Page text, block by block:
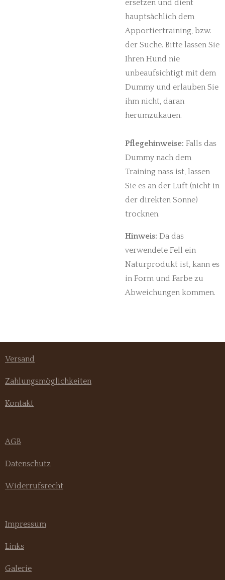
ersetzen und dient
hauptsächlich dem
Apportiertraining, bzw.
der Suche. Bitte lassen Sie
Ihren Hund nie
unbeaufsichtigt mit dem
Dummy und erlauben Sie
ihm nicht, daran
herumzukauen.
Pflegehinweise: Falls das
Dummy nach dem
Training nass ist, lassen
Sie es an der Luft (nicht in
der direkten Sonne)
trocknen.
Hinweis: Da das
verwendete Fell ein
Naturprodukt ist, kann es
in Form und Farbe zu
Abweichungen kommen.
Versand
Zahlungsmöglichkeiten
Kontakt
AGB
Datenschutz
Widerrufsrecht
Impressum
Links
Galerie